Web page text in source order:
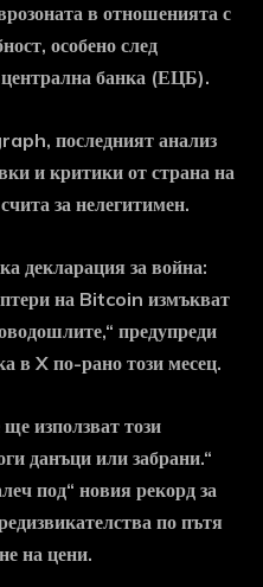
в отношенията с
особено след
банка (ЕЦБ).
последният анализ
и критики от страна на
за нелегитимен.
декларация за война:
на Bitcoin измъкват
предупреди
в X по-рано този месец.
използват този
данъци или забрани.“
под“ новия рекорд за
по пътя
на цени.